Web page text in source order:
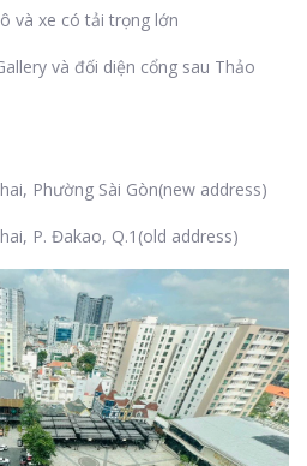
và xe có tải trọng lớn
và đối diện cổng sau Thảo
Phường Sài Gòn(new address)
P. Đakao, Q.1(old address)